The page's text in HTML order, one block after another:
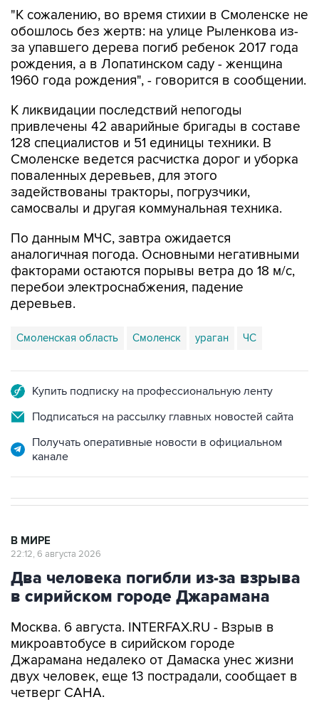
"К сожалению, во время стихии в Смоленске не
обошлось без жертв: на улице Рыленкова из-
за упавшего дерева погиб ребенок 2017 года
рождения, а в Лопатинском саду - женщина
1960 года рождения", - говорится в сообщении.
К ликвидации последствий непогоды
привлечены 42 аварийные бригады в составе
128 специалистов и 51 единицы техники. В
Смоленске ведется расчистка дорог и уборка
поваленных деревьев, для этого
задействованы тракторы, погрузчики,
самосвалы и другая коммунальная техника.
По данным МЧС, завтра ожидается
аналогичная погода. Основными негативными
факторами остаются порывы ветра до 18 м/с,
перебои электроснабжения, падение
деревьев.
Смоленская область Смоленск ураган ЧС
Купить подписку на профессиональную ленту
Подписаться на рассылку главных новостей сайта
Получать оперативные новости в официальном
канале
В МИРЕ
22:12, 6 августа 2026
Два человека погибли из-за взрыва
в сирийском городе Джарамана
Москва. 6 августа. INTERFAX.RU - Взрыв в
микроавтобусе в сирийском городе
Джарамана недалеко от Дамаска унес жизни
двух человек, еще 13 пострадали, сообщает в
четверг САНА.